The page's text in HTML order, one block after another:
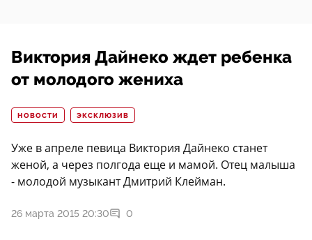
Виктория Дайнеко ждет ребенка
от молодого жениха
НОВОСТИ ЭКСКЛЮЗИВ
Уже в апреле певица Виктория Дайнеко станет
женой, а через полгода еще и мамой. Отец малыша
- молодой музыкант Дмитрий Клейман.
26 марта 2015 20:30 0